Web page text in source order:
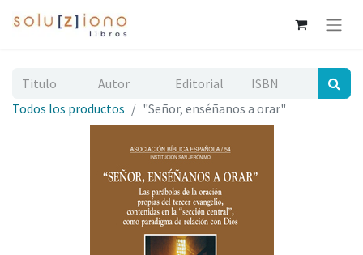
Todos los productos "Señor, enséñanos a orar"